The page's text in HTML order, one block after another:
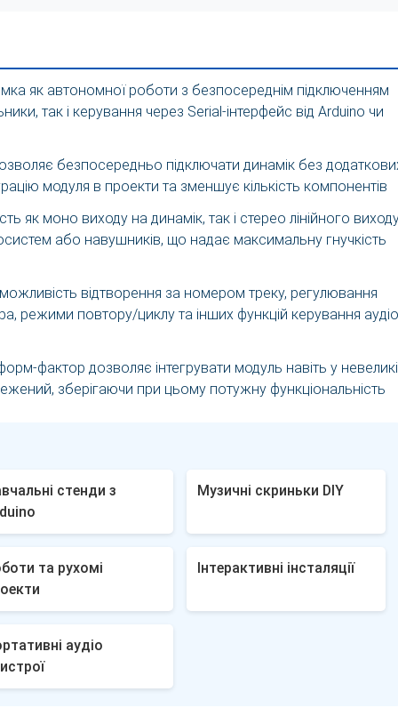
як автономної роботи з безпосереднім підключенням
так і керування через Serial-інтерфейс від Arduino чи
безпосередньо підключати динамік без
модуля в проекти та зменшує кількість компонентів
як моно виходу на динамік, так і стерео лінійного
або навушників, що надає максимальну гнучкість
відтворення за номером треку, регулювання
режими повтору/циклу та інших функцій керування аудіо
фактор дозволяє інтегрувати модуль навіть у невеликі
зберігаючи при цьому потужну функціональність
стенди з
Музичні скриньки DIY
та рухомі
Інтерактивні інсталяції
аудіо